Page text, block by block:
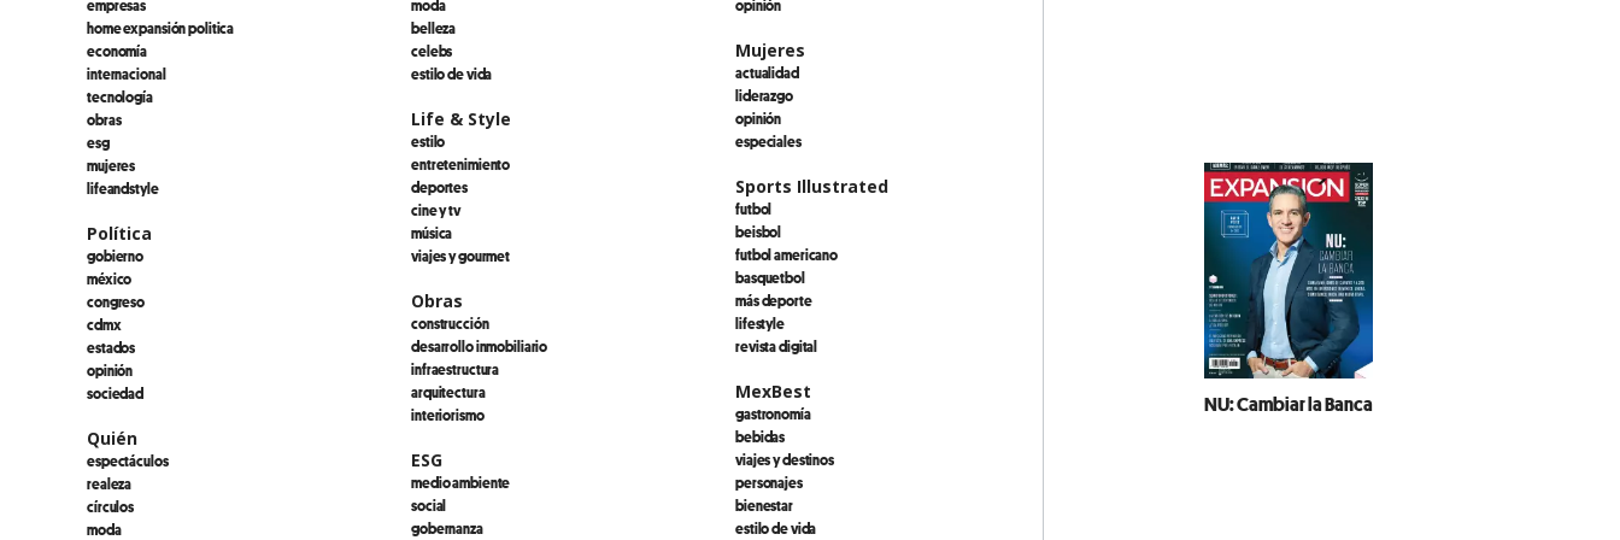
home expansión politica
economía
internacional
tecnología
obras
esg
mujeres
lifeandstyle
Política
gobierno
méxico
congreso
cdmx
estados
opinión
sociedad
Quién
espectáculos
realeza
círculos
moda
belleza
celebs
estilo de vida
Life & Style
estilo
entretenimiento
deportes
cine y tv
música
viajes y gourmet
Obras
construcción
desarrollo inmobiliario
infraestructura
arquitectura
interiorismo
ESG
medio ambiente
social
gobernanza
Mujeres
actualidad
liderazgo
opinión
especiales
Sports Illustrated
futbol
beisbol
futbol americano
basquetbol
más deporte
lifestyle
revista digital
MexBest
gastronomía
bebidas
viajes y destinos
personajes
bienestar
estilo de vida
NU: Cambiar la Banca